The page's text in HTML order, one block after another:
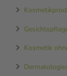
Kosmetik